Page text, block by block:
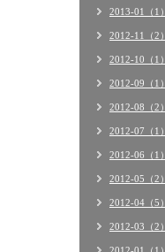
2013-01（1）
2012-11（2）
2012-10（1）
2012-09（1）
2012-08（2）
2012-07（1）
2012-06（1）
2012-05（2）
2012-04（5）
2012-03（2）